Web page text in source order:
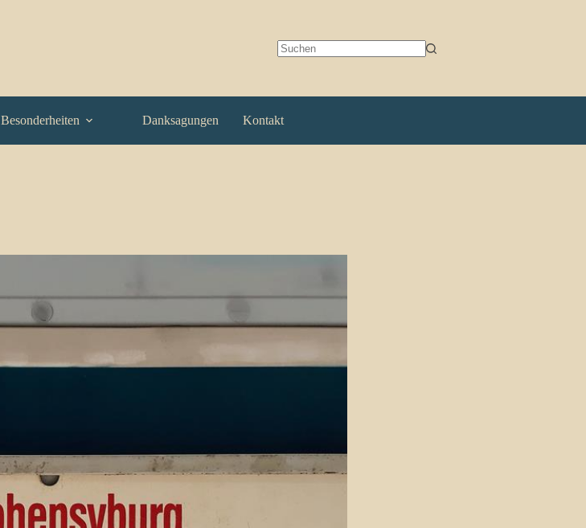
Besonderheiten Danksagungen Kontakt